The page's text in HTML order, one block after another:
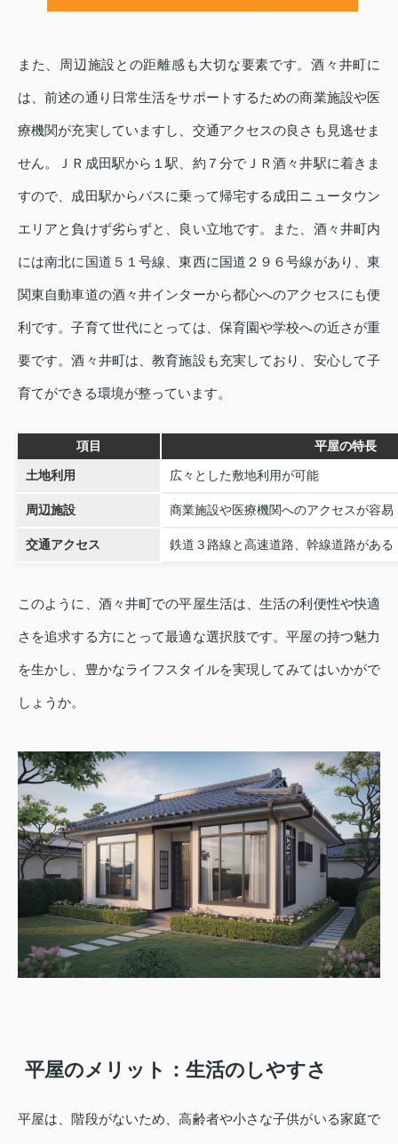
また、周辺施設との距離感も大切な要素です。酒々井町に
は、前述の通り日常生活をサポートするための商業施設や医
療機関が充実していますし、交通アクセスの良さも見逃せま
せん。ＪＲ成田駅から１駅、約７分でＪＲ酒々井駅に着きま
すので、成田駅からバスに乗って帰宅する成田ニュータウン
エリアと負けず劣らずと、良い立地です。また、酒々井町内
には南北に国道５１号線、東西に国道２９６号線があり、東
関東自動車道の酒々井インターから都心へのアクセスにも便
利です。子育て世代にとっては、保育園や学校への近さが重
要です。酒々井町は、教育施設も充実しており、安心して子
育てができる環境が整っています。
項目 平屋の特長
土地利用 広々とした敷地利用が可能
周辺施設 商業施設や医療機関へのアクセスが容易
交通アクセス 鉄道３路線と高速道路、幹線道路がある
このように、酒々井町での平屋生活は、生活の利便性や快適
さを追求する方にとって最適な選択肢です。平屋の持つ魅力
を生かし、豊かなライフスタイルを実現してみてはいかがで
しょうか。
平屋のメリット：生活のしやすさ
平屋は、階段がないため、高齢者や小さな子供がいる家庭で